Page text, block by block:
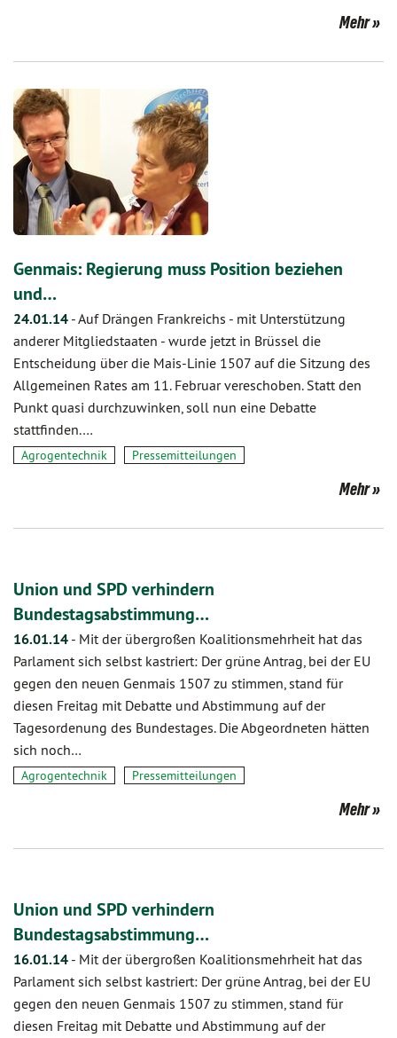
Mehr
Genmais: Regierung muss Position beziehen
und…
24.01.14 -Auf Drängen Frankreichs - mit Unterstützung
anderer Mitgliedstaaten - wurde jetzt in Brüssel die
Entscheidung über die Mais-Linie 1507 auf die Sitzung des
Allgemeinen Rates am 11. Februar vereschoben. Statt den
Punkt quasi durchzuwinken, soll nun eine Debatte
stattfinden.…
Agrogentechnik Pressemitteilungen
Mehr
Union und SPD verhindern
Bundestagsabstimmung…
16.01.14 - Mit der übergroßen Koalitionsmehrheit hat das
Parlament sich selbst kastriert: Der grüne Antrag, bei der EU
gegen den neuen Genmais 1507 zu stimmen, stand für
diesen Freitag mit Debatte und Abstimmung auf der
Tagesordenung des Bundestages. Die Abgeordneten hätten
sich noch…
Agrogentechnik Pressemitteilungen
Mehr
Union und SPD verhindern
Bundestagsabstimmung…
16.01.14 - Mit der übergroßen Koalitionsmehrheit hat das
Parlament sich selbst kastriert: Der grüne Antrag, bei der EU
gegen den neuen Genmais 1507 zu stimmen, stand für
diesen Freitag mit Debatte und Abstimmung auf der